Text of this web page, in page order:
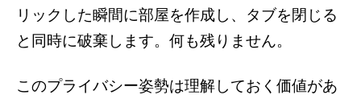
リックした瞬間に部屋を作成し、タブを閉じる
と同時に破棄します。何も残りません。
このプライバシー姿勢は理解しておく価値があ